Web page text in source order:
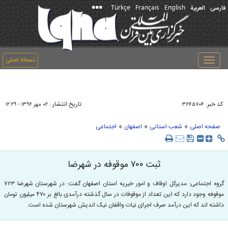
فارسی العربیة English
Français
Türkçe
نسخه اصلی
Toggle
navigation
کد خبر: ۳۶۴۵۷۰۴ تاریخ انتشار : ۰۲ مهر ۱۳۹۶ - ۱۲:۲۹
صفحه اصلی » شعب استانی » اصفهان » اجتماعی
ثبت ۷۰۰ موقوفه در شهرضا
گروه اجتماعی: مدیرکل اوقاف و امور خیریه استان اصفهان گفت: در شهرستان شهرضا ۷۲۳
موقوفه وجود دارد که این تعداد از موقوفات در سال گذشته درآمدی بالغ بر ۴۷۰ میلیون تومان
داشته اند که این درآمد صرف اجرای نیات واقفان نیک اندیش شهرستان شده است.